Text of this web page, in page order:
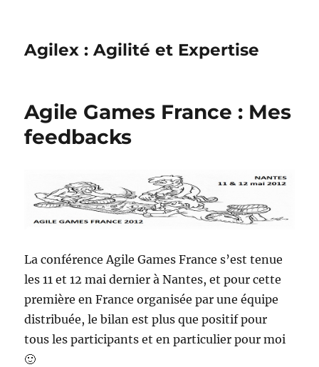
Agilex : Agilité et Expertise
Agile Games France : Mes
feedbacks
La conférence Agile Games France s’est tenue
les 11 et 12 mai dernier à Nantes, et pour cette
première en France organisée par une équipe
distribuée, le bilan est plus que positif pour
tous les participants et en particulier pour moi
🙂